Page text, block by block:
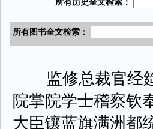
监修总裁官经筵
院掌院学士稽察钦
大臣镶蓝旗满洲都